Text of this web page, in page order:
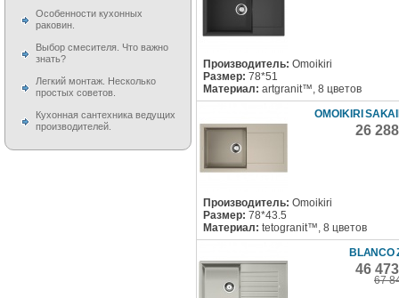
Производитель: Omoikiri
Размер: 78*51
Материал: artgranit™, 8 цветов
OMOIKIRI
26
Производитель: Omoikiri
Размер: 78*43.5
Материал: tetogranit™, 8 цветов
BLANCO
46
67
Особенности кухонных
раковин.
Выбор смесителя. Что важно
знать?
Легкий монтаж. Несколько
простых советов.
Кухонная сантехника ведущих
производителей.